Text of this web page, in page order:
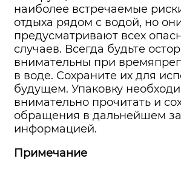
наиболее встречаемые
отдыха рядом с водой, но
предусматривают всех
случаев. Всегда будьте
внимательны при
в воде. Сохраните их для
будущем. Упаковку
внимательно прочитать и
обращения в дальнейшем
информацией.
Примечание